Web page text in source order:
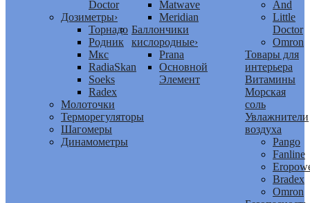
Doctor
Дозиметры›
Торнадо
Родник
Мкс
RadiaSkan
Soeks
Radex
Молоточки
Терморегуляторы
Шагомеры
Динамометры
Matwave
Meridian
Баллончики
кислородные›
Prana
Основной
Элемент
And
Little
Doctor
Omron
Товары для
интерьера
Витамины
Морская
соль
Увлажнители
воздуха
Pango
Fanline
Bradex
Omron